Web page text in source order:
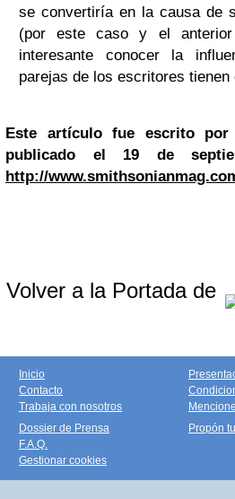
se convertiría en la causa de
(por este caso y el
interesante conocer la
parejas de los escritores
Este artículo fue escrito
publicado el 19 de
http://
Volver a la Portada de
Inicio
Contacto
Trabaja con nosotros
Dossier de Prensa
F.A.Q.
Gestionar cookies
Propón